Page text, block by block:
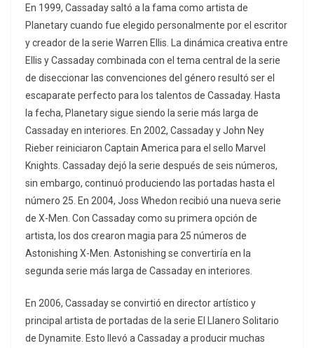
En 1999, Cassaday saltó a la fama como artista de
Planetary cuando fue elegido personalmente por el escritor
y creador de la serie Warren Ellis. La dinámica creativa entre
Ellis y Cassaday combinada con el tema central de la serie
de diseccionar las convenciones del género resultó ser el
escaparate perfecto para los talentos de Cassaday. Hasta
la fecha, Planetary sigue siendo la serie más larga de
Cassaday en interiores. En 2002, Cassaday y John Ney
Rieber reiniciaron Captain America para el sello Marvel
Knights. Cassaday dejó la serie después de seis números,
sin embargo, continuó produciendo las portadas hasta el
número 25. En 2004, Joss Whedon recibió una nueva serie
de X-Men. Con Cassaday como su primera opción de
artista, los dos crearon magia para 25 números de
Astonishing X-Men. Astonishing se convertiría en la
segunda serie más larga de Cassaday en interiores.
En 2006, Cassaday se convirtió en director artístico y
principal artista de portadas de la serie El Llanero Solitario
de Dynamite. Esto llevó a Cassaday a producir muchas